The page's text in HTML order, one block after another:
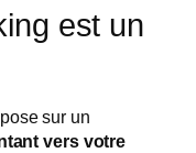
est un
sur un
vers votre